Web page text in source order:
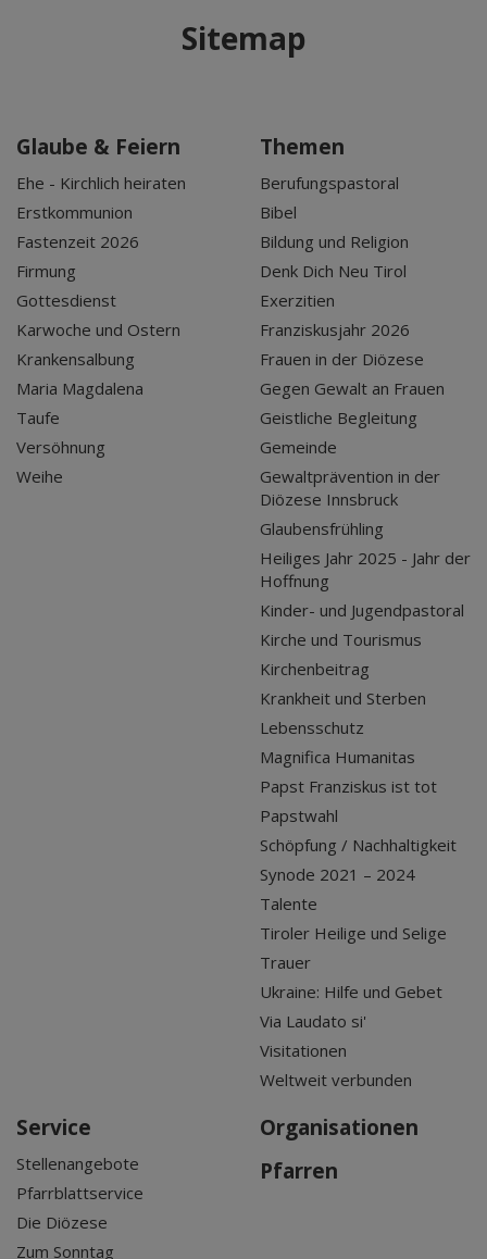
Sitemap
Glaube & Feiern
Ehe - Kirchlich heiraten
Erstkommunion
Fastenzeit 2026
Firmung
Gottesdienst
Karwoche und Ostern
Krankensalbung
Maria Magdalena
Taufe
Versöhnung
Weihe
Themen
Berufungspastoral
Bibel
Bildung und Religion
Denk Dich Neu Tirol
Exerzitien
Franziskusjahr 2026
Frauen in der Diözese
Gegen Gewalt an Frauen
Geistliche Begleitung
Gemeinde
Gewaltprävention in der
Diözese Innsbruck
Glaubensfrühling
Heiliges Jahr 2025 - Jahr der
Hoffnung
Kinder- und Jugendpastoral
Kirche und Tourismus
Kirchenbeitrag
Krankheit und Sterben
Lebensschutz
Magnifica Humanitas
Papst Franziskus ist tot
Papstwahl
Schöpfung / Nachhaltigkeit
Synode 2021 – 2024
Talente
Tiroler Heilige und Selige
Trauer
Ukraine: Hilfe und Gebet
Via Laudato si'
Visitationen
Weltweit verbunden
Service
Stellenangebote
Pfarrblattservice
Die Diözese
Zum Sonntag
Organisationen
Pfarren